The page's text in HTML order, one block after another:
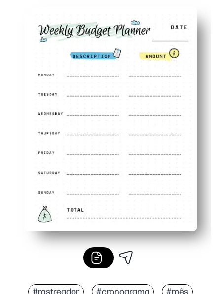
Check-ins diários - identifique os padrões de gastos
Adequado para a família e a sala de aula - use-o
Layout claro - compare o planejado com o real para
#rastreador #cronograma #mês